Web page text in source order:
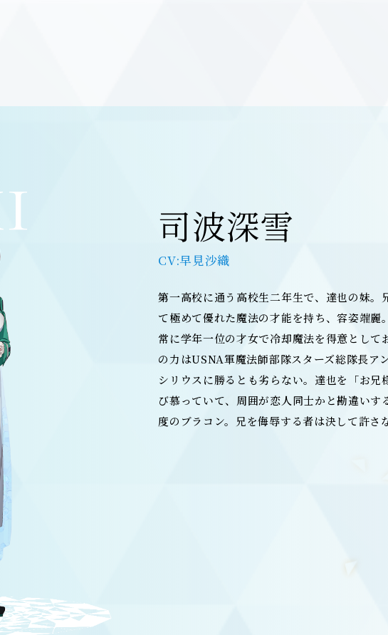
司波深雪
早見沙織
第一高校に通う高校生二年生で、達也の妹。
て極めて優れた魔法の才能を持ち、容姿端麗
常に学年一位の才女で冷却魔法を得意として
の力はUSNA軍魔法師部隊スターズ総隊長ア
シリウスに勝るとも劣らない。達也を「お兄
び慕っていて、周囲が恋人同士かと勘違いす
度のブラコン。兄を侮辱する者は決して許さ